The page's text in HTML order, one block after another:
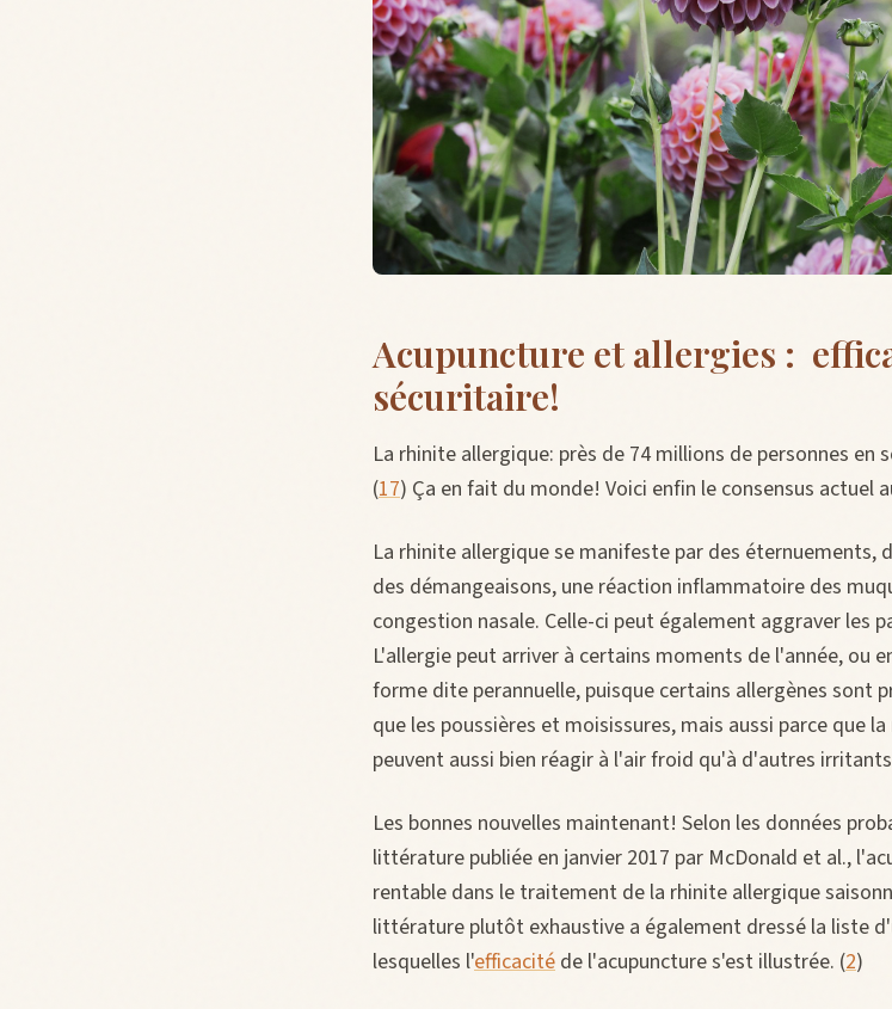
Acupuncture et allergies :
sécuritaire!
La rhinite allergique: près de 74 millions de personnes en
(17) Ça en fait du monde! Voici enfin le consensus actuel
La rhinite allergique se manifeste par des éternuements,
des démangeaisons, une réaction inflammatoire des
congestion nasale. Celle-ci peut également aggraver les
L'allergie peut arriver à certains moments de l'année, ou
forme dite perannuelle, puisque certains allergènes sont
que les poussières et moisissures, mais aussi parce que
peuvent aussi bien réagir à l'air froid qu'à d'autres
Les bonnes nouvelles maintenant! Selon les données
littérature publiée en janvier 2017 par McDonald et al.,
rentable dans le traitement de la rhinite allergique
littérature plutôt exhaustive a également dressé la liste
lesquelles l'efficacité de l'acupuncture s'est illustrée. (2)